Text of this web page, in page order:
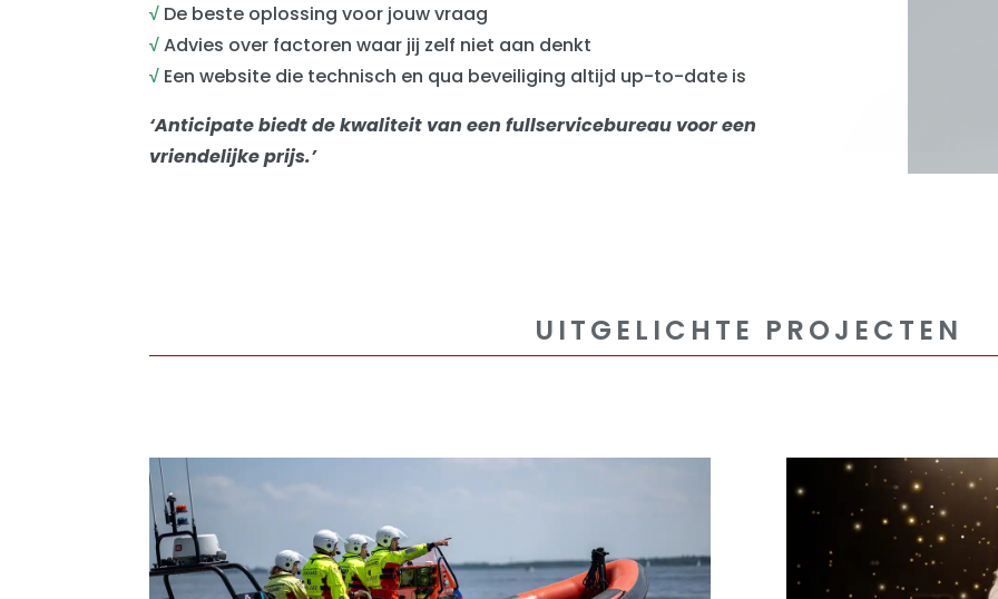
√ De beste oplossing voor jouw vraag
√Advies over factoren waar jij zelf niet aan denkt
√ Een website die technisch en qua beveiliging altijd up-to-date is
‘Anticipate biedt de kwaliteit van een fullservicebureau voor een
vriendelijke prijs.’
UITGELICHTE PROJECTEN